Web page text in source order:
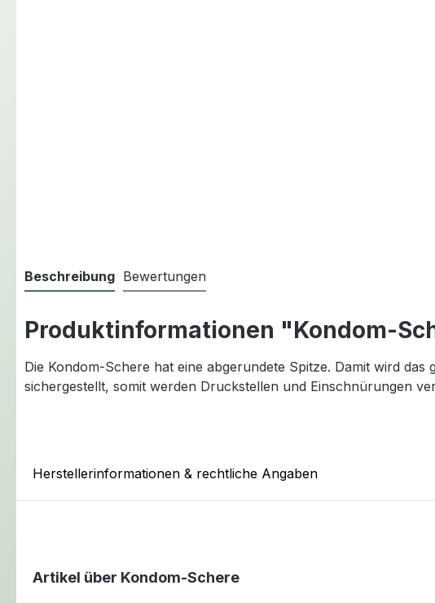
Beschreibung Bewertungen
Produktinformationen "Kondom-
Die Kondom-Schere hat eine abgerundete Spitze. Damit wird
sichergestellt, somit werden Druckstellen und Einschnürungen
Herstellerinformationen & rechtliche Angaben
Artikel über Kondom-Schere